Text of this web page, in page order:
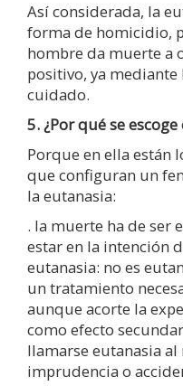
Así considerada, la
forma de homicidio,
hombre da muerte a
positivo, ya
cuidado.
5. ¿Por qué se
Porque en ella están
que configuran un
la eutanasia:
. la muerte ha de ser
estar en la intención
eutanasia: no es
un tratamiento
aunque acorte la
como efecto
llamarse eutanasia
imprudencia o